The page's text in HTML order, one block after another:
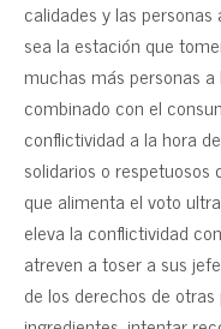
calidades y las
sea la estación que
muchas más personas
combinado con el
conflictividad a la hora
solidarios o respetuosos
que alimenta el voto
eleva la conflictividad
atreven a toser a sus
de los derechos de